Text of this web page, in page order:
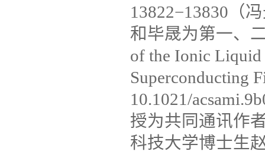
13822−13830 （
和毕晟为第一、
of the Ionic Liquid
Superconducting
10.1021/
授为共同通讯作
科技大学博士生